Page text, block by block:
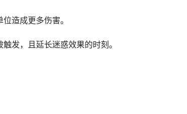
造成更多伤害。
发，且延长迷惑效果的时刻。